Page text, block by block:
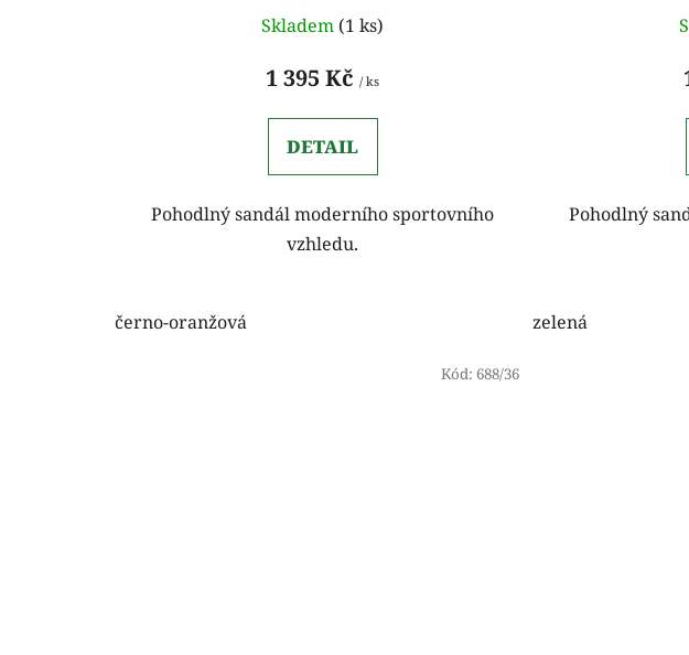
Skladem (1 ks)
1 395 Kč/ ks
DETAIL
Pohodlný sandál moderního sportovního
vzhledu.
černo-oranžová
Pohodlný
zelená
Kód: 688/36